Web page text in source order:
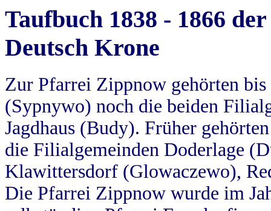
Taufbuch 1838 - 1866
Deutsch Krone
Zur Pfarrei Zippnow gehörten
(Sypnywo) noch die beiden
Jagdhaus (Budy). Früher
die Filialgemeinden Doderlage
Klawittersdorf (Glowaczewo),
Die Pfarrei Zippnow wurde im